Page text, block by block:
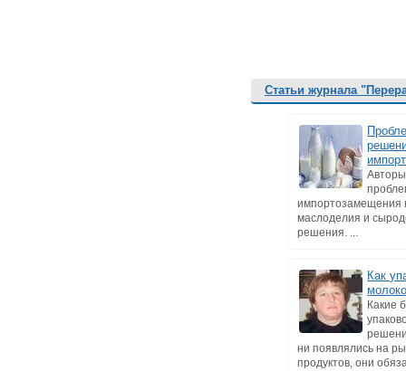
Статьи журнала
импортозамещения
маслоделия и
решения. ...
Как
Какие
ни появлялись на
продуктов, они